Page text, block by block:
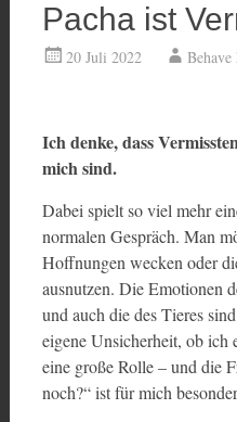
Pacha ist
20 Juli 2022
Ich denke, dass
mich sind.
Dabei spielt so viel mehr
normalen Gespräch. Man
Hoffnungen wecken oder
ausnutzen. Die Emotionen
und auch die des Tieres
eigene Unsicherheit, ob ich
eine große Rolle – und die
noch?“ ist für mich